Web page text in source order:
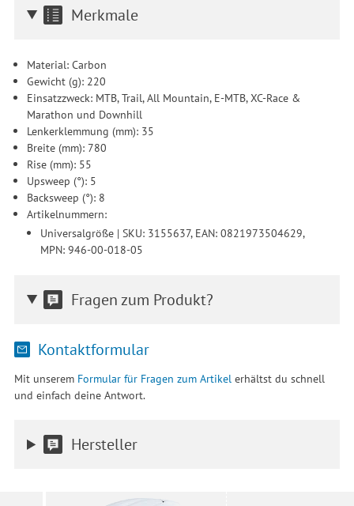
Merkmale
Material: Carbon
Gewicht (g): 220
Einsatzzweck: MTB, Trail, All Mountain, E-MTB, XC-Race &
Marathon und Downhill
Lenkerklemmung (mm): 35
Breite (mm): 780
Rise (mm): 55
Upsweep (°): 5
Backsweep (°): 8
Artikelnummern:
Universalgröße | SKU: 3155637, EAN: 0821973504629,
MPN: 946-00-018-05
Fragen zum Produkt?
Kontaktformular
Mit unserem Formular für Fragen zum Artikel erhältst du schnell
und einfach deine Antwort.
Hersteller